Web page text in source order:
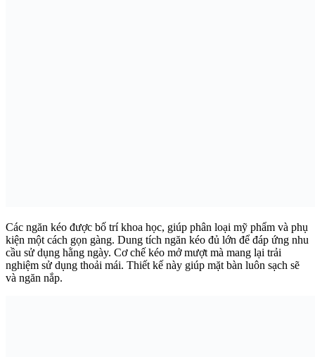
Các ngăn kéo được bố trí khoa học, giúp phân loại mỹ phẩm và phụ
kiện một cách gọn gàng. Dung tích ngăn kéo đủ lớn để đáp ứng nhu
cầu sử dụng hằng ngày. Cơ chế kéo mở mượt mà mang lại trải
nghiệm sử dụng thoải mái. Thiết kế này giúp mặt bàn luôn sạch sẽ
và ngăn nắp.